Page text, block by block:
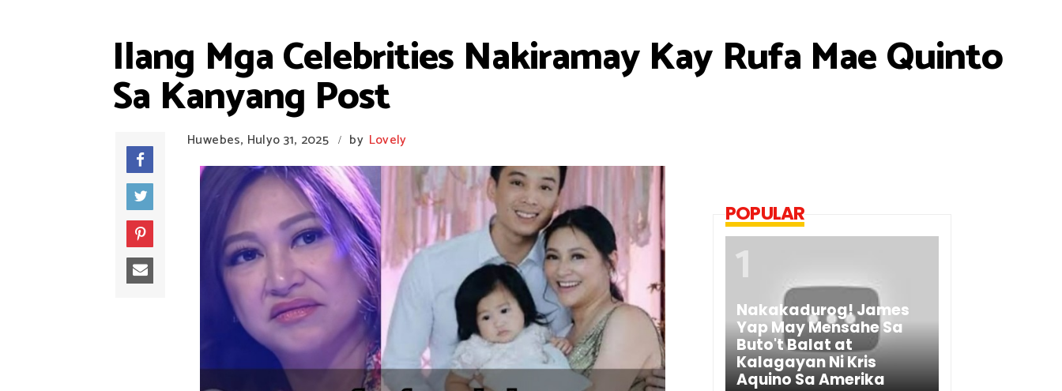
Ilang Mga Celebrities Nakiramay Kay Rufa Mae Quinto
Sa Kanyang Post
Huwebes, Hulyo 31, 2025 / by Lovely
POPULAR
Nakakadurog! James
Yap May Mensahe Sa
Buto't Balat at
Kalagayan Ni Kris
Aquino Sa Amerika